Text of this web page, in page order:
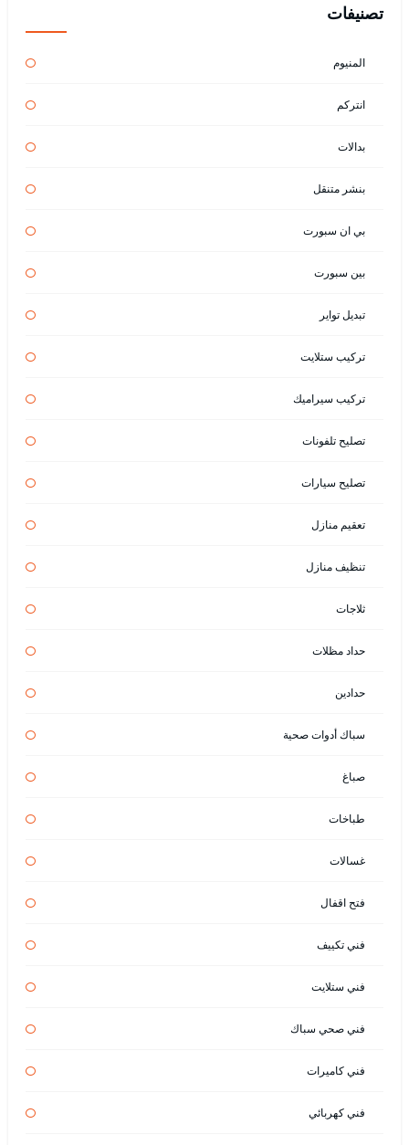
تصنيفات
المنيوم
انتركم
بدالات
بنشر متنقل
بي ان سبورت
بين سبورت
تبديل تواير
تركيب ستلايت
تركيب سيراميك
تصليح تلفونات
تصليح سيارات
تعقيم منازل
تنظيف منازل
ثلاجات
حداد مظلات
حدادين
سباك أدوات صحية
صباغ
طباخات
غسالات
فتح اقفال
فني تكييف
فني ستلايت
فني صحي سباك
فني كاميرات
فني كهربائي